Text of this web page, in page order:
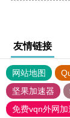
友情链接
网站地图
坚果加速器
免费vqn外网加